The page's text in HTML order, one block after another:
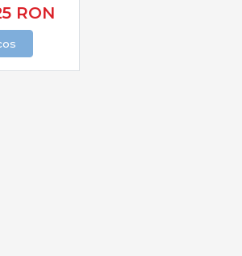
în drill
crap sunt concepute pentru:
RON